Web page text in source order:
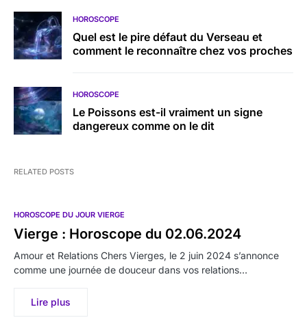
HOROSCOPE
Quel est le pire défaut du Verseau et
comment le reconnaître chez vos proches
HOROSCOPE
Le Poissons est-il vraiment un signe
dangereux comme on le dit
RELATED POSTS
HOROSCOPE DU JOUR VIERGE
Vierge : Horoscope du 02.06.2024
Amour et Relations Chers Vierges, le 2 juin 2024 s’annonce
comme une journée de douceur dans vos relations…
Lire plus